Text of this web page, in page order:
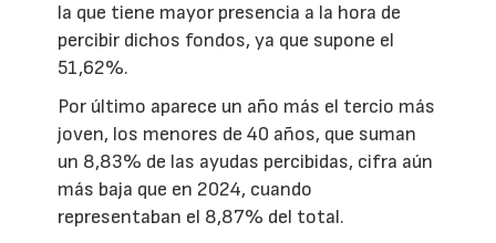
la que tiene mayor presencia a la hora de
percibir dichos fondos, ya que supone el
51,62%.
Por último aparece un año más el tercio más
joven, los menores de 40 años, que suman
un 8,83% de las ayudas percibidas, cifra aún
más baja que en 2024, cuando
representaban el 8,87% del total.